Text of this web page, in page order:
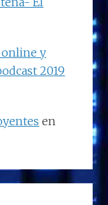
online y
2019
en